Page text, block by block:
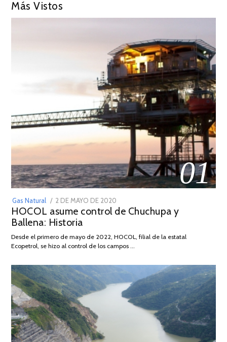
Más Vistos
01
Gas Natural
POSTED
ON
2 DE MAYO DE 2020
DE
2026
HOCOL asume control de Chuchupa y
Ballena: Historia
Desde el primero de mayo de 2022, HOCOL, filial de la estatal
Ecopetrol, se hizo al control de los campos …